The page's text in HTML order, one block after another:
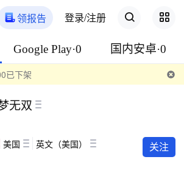
领报告 登录/注册
Google Play·0 国内安卓·0
已下架
无双
美国 英文（美国） 关注